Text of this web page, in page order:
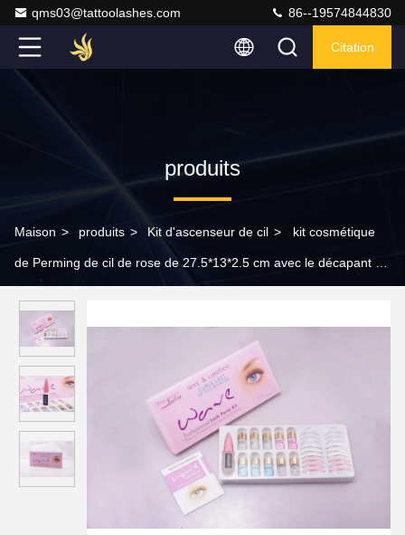
qms03@tattoolashes.com 86--19574844830
Citation
produits
Maison > produits > Kit d'ascenseur de cil > kit cosmétique
de Perming de cil de rose de 27.5*13*2.5 cm avec le décapant et